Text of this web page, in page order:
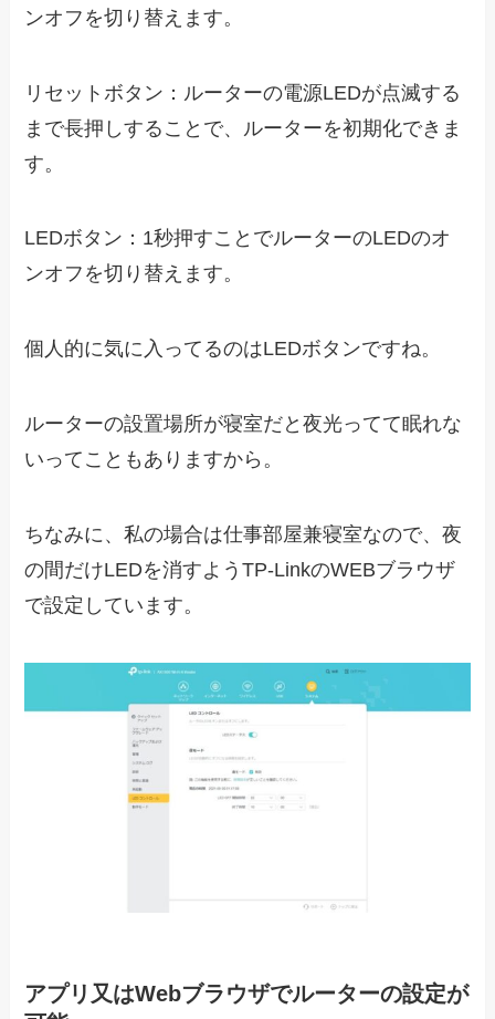
ンオフを切り替えます。
リセットボタン：ルーターの電源LEDが点滅する
まで長押しすることで、ルーターを初期化できま
す。
LEDボタン：1秒押すことでルーターのLEDのオ
ンオフを切り替えます。
個人的に気に入ってるのはLEDボタンですね。
ルーターの設置場所が寝室だと夜光ってて眠れな
いってこともありますから。
ちなみに、私の場合は仕事部屋兼寝室なので、夜
の間だけLEDを消すようTP-LinkのWEBブラウザ
で設定しています。
アプリ又はWebブラウザでルーターの設定が